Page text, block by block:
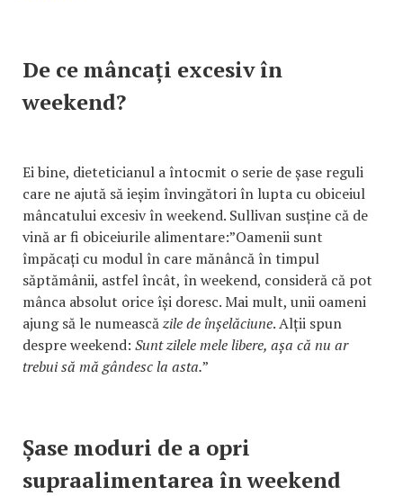
De ce mâncați excesiv în
weekend?
Ei bine, dieteticianul a întocmit o serie de șase reguli
care ne ajută să ieșim învingători în lupta cu obiceiul
mâncatului excesiv în weekend. Sullivan susține că de
vină ar fi obiceiurile alimentare:”Oamenii sunt
împăcați cu modul în care mănâncă în timpul
săptămânii, astfel încât, în weekend, consideră că pot
mânca absolut orice își doresc. Mai mult, unii oameni
ajung să le numeascăzile de înșelăciune. Alții spun
despre weekend: Sunt zilele mele libere, așa că nu ar
trebui să mă gândesc la asta.”
Șase moduri de a opri
supraalimentarea în weekend